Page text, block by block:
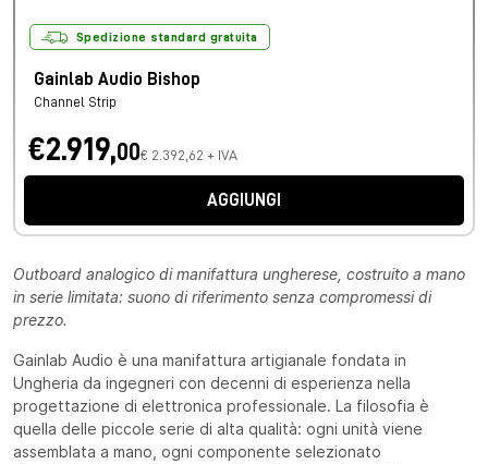
Spedizione standard gratuita
Gainlab Audio Bishop
Channel Strip
€2.919,00€ 2.392,62 + IVA
AGGIUNGI
Outboard analogico di manifattura ungherese, costruito a mano
in serie limitata: suono di riferimento senza compromessi di
prezzo.
Gainlab Audio è una manifattura artigianale fondata in
Ungheria da ingegneri con decenni di esperienza nella
progettazione di elettronica professionale. La filosofia è
quella delle piccole serie di alta qualità: ogni unità viene
assemblata a mano, ogni componente selezionato